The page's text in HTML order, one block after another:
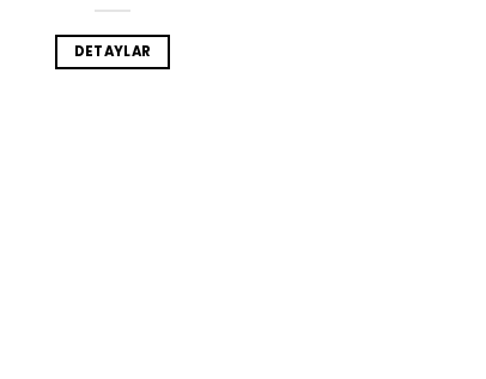
DETAYLAR